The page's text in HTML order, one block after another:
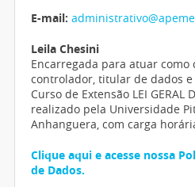
E-mail:
Leila Chesini
Encarregada para atuar como
controlador, titular de dados e
Curso de Extensão LEI GERAL
realizado pela Universidade
Anhanguera, com carga
Clique aqui e acesse nossa
de Dados.